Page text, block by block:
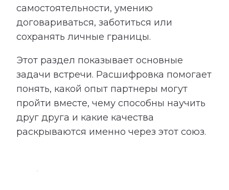
самостоятельности, умению
договариваться, заботиться или
сохранять личные границы.
Этот раздел показывает основные
задачи встречи. Расшифровка помогает
понять, какой опыт партнеры могут
пройти вместе, чему способны научить
друг друга и какие качества
раскрываются именно через этот союз.